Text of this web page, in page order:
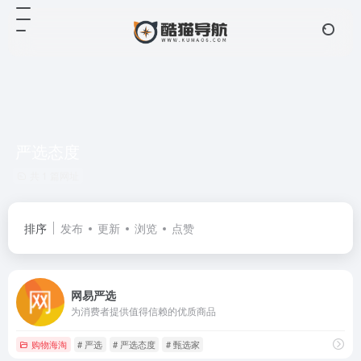
排序 发布 更新 浏览 点赞
网易严选
为消费者提供值得信赖的优质商品
购物海淘 # 严选 # 严选态度 # 甄选家